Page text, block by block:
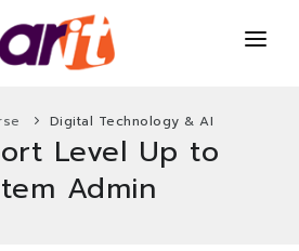
Digital Technology & AI
Level Up to
Admin